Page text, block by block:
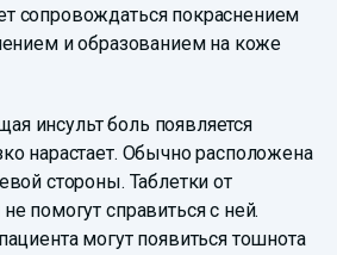
сопровождаться покраснением
и образованием на коже
инсульт боль появляется
нарастает. Обычно расположена
стороны. Таблетки от
помогут справиться с ней.
могут появиться тошнота